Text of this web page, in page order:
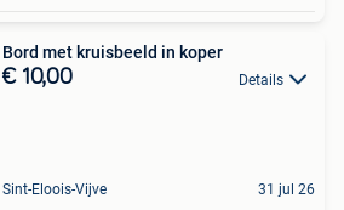
Bord met kruisbeeld in koper
€ 10,00 Details
Sint-Eloois-Vijve 31 jul 26